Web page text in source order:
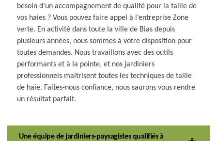
besoin d’un accompagnement de qualité pour la taille de
vos haies ? Vous pouvez faire appel à l’entreprise Zone
verte. En activité dans toute la ville de Bias depuis
plusieurs années, nous sommes à votre disposition pour
toutes demandes. Nous travaillons avec des outils
performants et à la pointe, et nos jardiniers
professionnels maitrisent toutes les techniques de taille
de haie. Faites-nous confiance, nous saurons vous rendre
un résultat parfait.
Une équipe de jardiniers-paysagistes qualifiés à